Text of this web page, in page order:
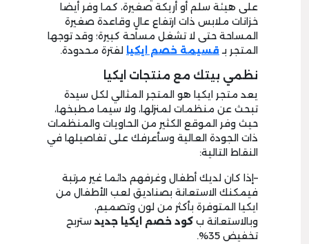
على هيئة سلم أو أريكة صغيرة، كما وفر أيضا
خزانات ملابس ذات ارتفاع عالٍ وقاعدة صغيرة
المساحة حتى لا تشغل مساحة كبيرة؛ وقد توجها
المتجر بـ قسيمة خصم ايكيا لفترة محدودة.
نظمي بيتك مع منتجات ايكيا
يعد متجر ايكيا هو المتجر المثالي لكل سيدة
تبحث عن منظمات لمنزلها، ولا سيما مطبخها،
حيث وفر الموقع الكثير من الحاويات والمنظمات
ذات الجودة العالية وسأعرفك على تفاصيلها في
النقاط التالية:
–إذا كان لديك أطفال وغرفهم دائما غير مرتبة
فيمكنك الاستعانة بصناديق لعب الأطفال من
ايكيا المتوفرة بأكثر من لون وتصميم،
وبالاستعانة ب كود خصم ايكيا جديد ستربح
تخفيض 35%
.